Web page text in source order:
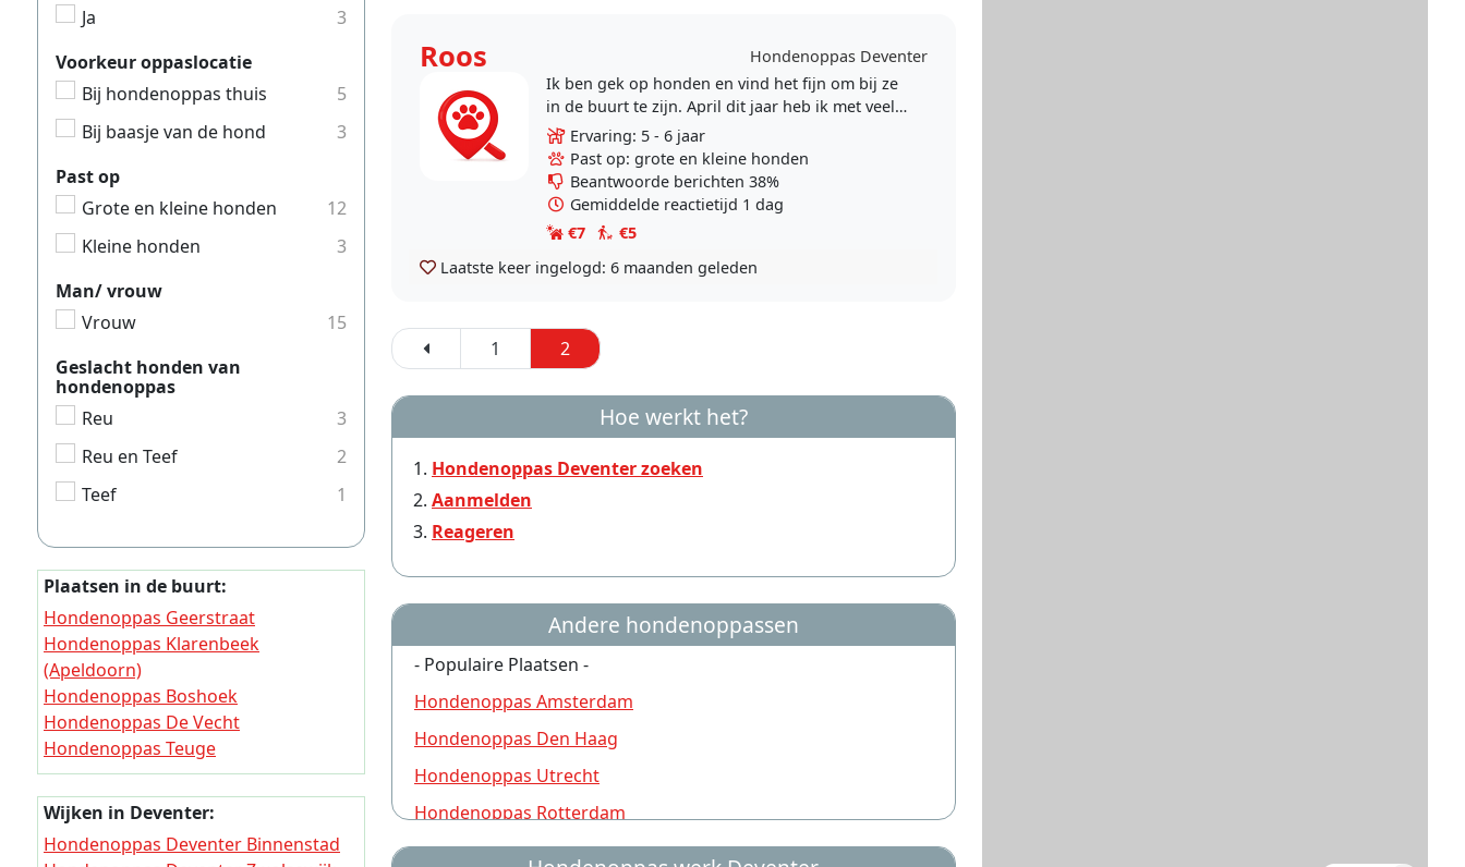
Roos
Hondenoppas Deventer
Ik ben gek op honden en vind het fijn om bij ze
in de buurt te zijn. April dit jaar heb ik met veel
Ervaring: 5 - 6 jaar
Past op: grote en kleine honden
Beantwoorde berichten 38%
Gemiddelde reactietijd 1 dag
€7
€5
Laatste keer ingelogd: 6 maanden geleden
1 2
Hoe werkt het?
Hondenoppas Deventer zoeken
Aanmelden
Reageren
Andere hondenoppassen
- Populaire Plaatsen -
Hondenoppas Amsterdam
Hondenoppas Den Haag
Hondenoppas Utrecht
Hondenoppas Rotterdam
Hondenoppas Nijmegen
Ja
3
Voorkeur oppaslocatie
Bij hondenoppas thuis
5
Bij baasje van de hond
3
Past op
Grote en kleine honden
12
Kleine honden
3
Man/ vrouw
Vrouw
15
Geslacht honden van
hondenoppas
Reu
3
Reu en Teef
2
Teef
1
Plaatsen in de buurt:
Hondenoppas Geerstraat
Hondenoppas Klarenbeek
(Apeldoorn)
Hondenoppas Boshoek
Hondenoppas De Vecht
Hondenoppas Teuge
Hondenoppas Oene
Hondenoppas De Kar (Voorst)
Hondenoppas De Kar (Apeldoorn)
Hondenoppas Nijbroek
Wijken in Deventer:
Hondenoppas Deventer Binnenstad